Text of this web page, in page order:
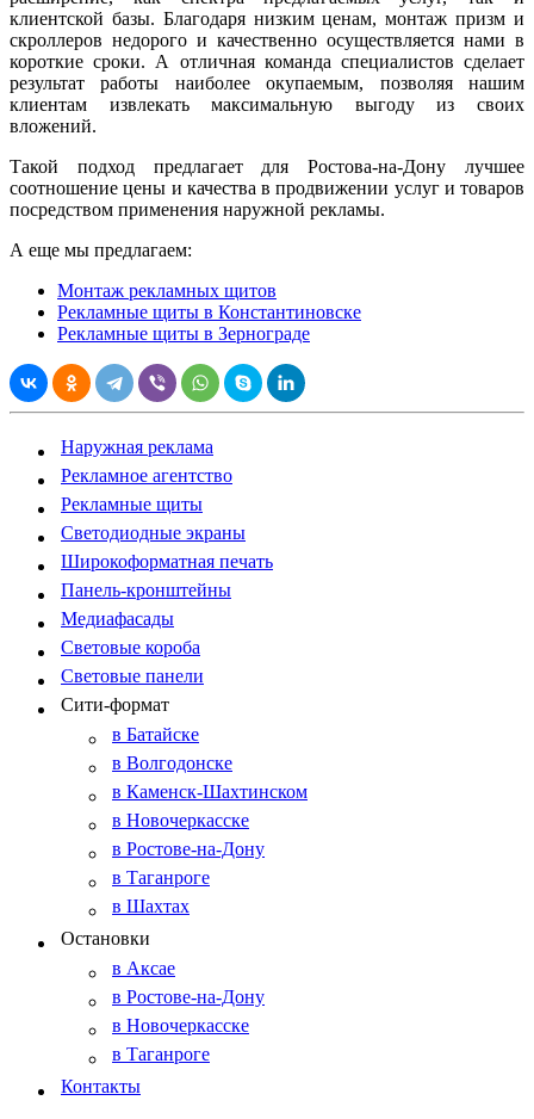
клиентской базы. Благодаря низким ценам, монтаж призм и
скроллеров недорого и качественно осуществляется нами в
короткие сроки. А отличная команда специалистов сделает
результат работы наиболее окупаемым, позволяя нашим
клиентам извлекать максимальную выгоду из своих
вложений.
Такой подход предлагает для Ростова-на-Дону лучшее
соотношение цены и качества в продвижении услуг и товаров
посредством применения наружной рекламы.
А еще мы предлагаем:
Монтаж рекламных щитов
Рекламные щиты в Константиновске
Рекламные щиты в Зернограде
Наружная реклама
Рекламное агентство
Рекламные щиты
Светодиодные экраны
Широкоформатная печать
Панель-кронштейны
Медиафасады
Световые короба
Световые панели
Сити-формат
в Батайске
в Волгодонске
в Каменск-Шахтинском
в Новочеркасске
в Ростове-на-Дону
в Таганроге
в Шахтах
Остановки
в Аксае
в Ростове-на-Дону
в Новочеркасске
в Таганроге
Контакты